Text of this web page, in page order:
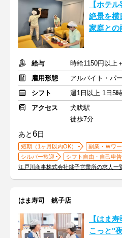
【ホテ
絶景を
家庭と
給与
時給1150円以上
雇用形態
アルバイト・パ
シフト
週1日以上 1日5
アクセス
犬吠駅
徒歩7分
あと6日
短期（1ヶ月以内OK）
副業・Ｗワ
シルバー歓迎
シフト自由・自己申告
江戸川商事株式会社銚子営業所の求人一
はま寿司 銚子店
【はま
こっと"